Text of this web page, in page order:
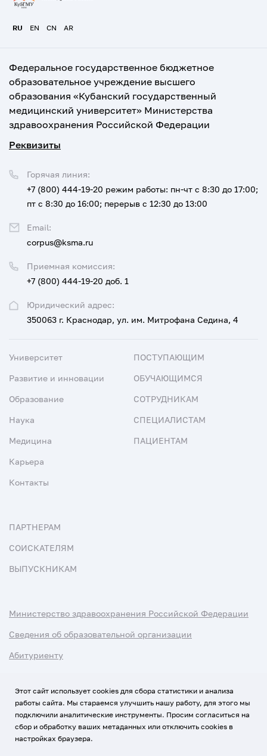
RU EN CN AR
Федеральное государственное бюджетное
образовательное учреждение высшего
образования «Кубанский государственный
медицинский университет» Министерства
здравоохранения Российской Федерации
Реквизиты
Юридический адрес:
350063 г. Краснодар, ул. им. Митрофана Седина, 4
Приемная комиссия:
+7 (800) 444-19-20 доб. 1
Горячая линия:
+7 (800) 444-19-20 режим работы: пн-чт с 8:30 до 17:00;
пт с 8:30 до 16:00; перерыв с 12:30 до 13:00
Email:
corpus@ksma.ru
Университет
Развитие и инновации
Образование
Наука
Медицина
Карьера
Контакты
ПОСТУПАЮЩИМ
ОБУЧАЮЩИМСЯ
СОТРУДНИКАМ
СПЕЦИАЛИСТАМ
ПАЦИЕНТАМ
ПАРТНЕРАМ
СОИСКАТЕЛЯМ
ВЫПУСКНИКАМ
Министерство здравоохранения Российской Федерации
Сведения об образовательной организации
Абитуриенту
Использование Cookies
Политика обработки персональных данных
Этот сайт использует cookies для сбора статистики и анализа
работы сайта. Мы стараемся улучшить нашу работу, для этого мы
подключили аналитические инструменты. Просим согласиться на
сбор и обработку ваших метаданных или отключить cookies в
настройках браузера.